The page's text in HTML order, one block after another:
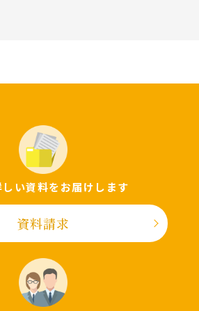
い資料をお届けします
資料請求